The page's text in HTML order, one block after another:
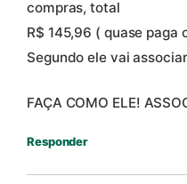
compras, total
R$ 145,96 ( quase paga
Segundo ele vai
FAÇA COMO ELE!
Responder